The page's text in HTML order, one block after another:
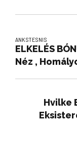
ANKSTESNIS
ELKELÉS
Néz ,
Hvilke